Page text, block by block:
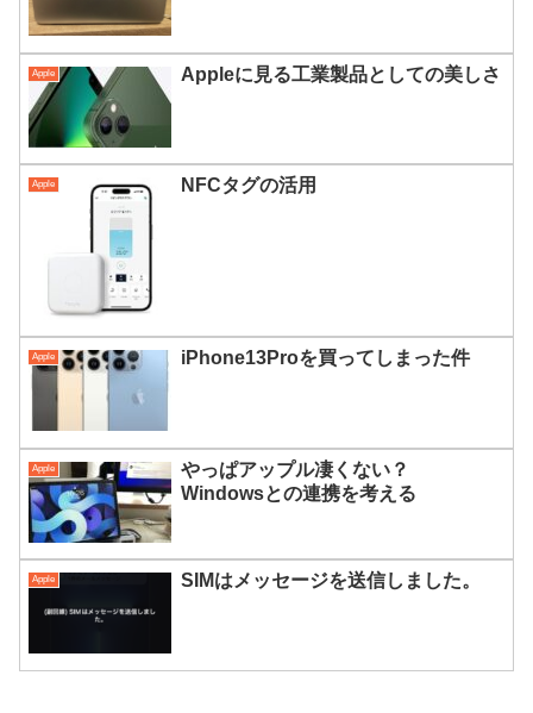
Apple Appleに見る工業製品としての美しさ
Apple NFCタグの活用
Apple iPhone13Proを買ってしまった件
Apple
やっぱアップル凄くない？
Windowsとの連携を考える
Apple SIMはメッセージを送信しました。